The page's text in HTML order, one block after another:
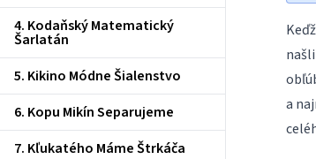
4. Kodaňský Matematický
Šarlatán
5. Kikino Módne Šialenstvo
6. Kopu Mikín Separujeme
7. Kľukatého Máme Štrkáča
a